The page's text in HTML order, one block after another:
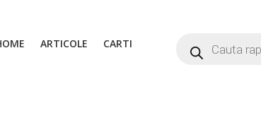
ARTICOLE CARTI